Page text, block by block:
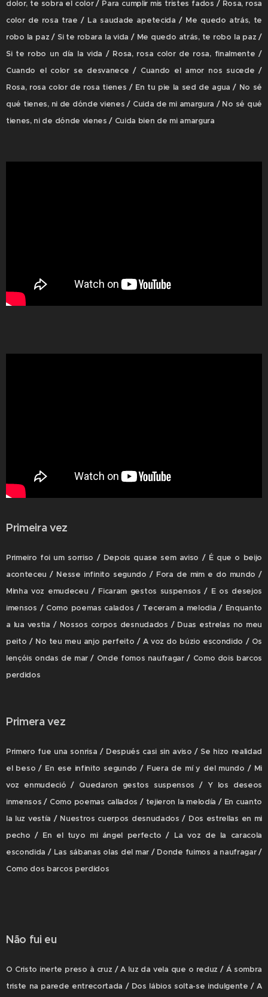
dolor, te sobra el color / Para cumplir mis tristes fados / Rosa, rosa
color de rosa trae / La saudade apetecida / Me quedo atrás, te
robo la paz / Si te robara la vida / Me quedo atrás, te robo la paz /
Si te robo un día la vida / Rosa, rosa color de rosa, finalmente /
Cuando el color se desvanece / Cuando el amor nos sucede /
Rosa, rosa color de rosa tienes / En tu pie la sed de agua / No sé
qué tienes, ni de dónde vienes / Cuida de mi amargura / No sé qué
tienes, ni de dónde vienes / Cuida bien de mi amargura
Primeira vez
Primeiro foi um sorriso / Depois quase sem aviso / É que o beijo
aconteceu / Nesse infinito segundo / Fora de mim e do mundo /
Minha voz emudeceu / Ficaram gestos suspensos / E os desejos
imensos / Como poemas calados / Teceram a melodia / Enquanto
a lua vestia / Nossos corpos desnudados / Duas estrelas no meu
peito / No teu meu anjo perfeito / A voz do búzio escondido / Os
lençóis ondas de mar / Onde fomos naufragar / Como dois barcos
perdidos
Primera vez
Primero fue una sonrisa / Después casi sin aviso / Se hizo realidad
el beso / En ese infinito segundo / Fuera de mí y del mundo / Mi
voz enmudeció / Quedaron gestos suspensos / Y los deseos
inmensos / Como poemas callados / tejieron la melodía / En cuanto
la luz vestía / Nuestros cuerpos desnudados / Dos estrellas en mi
pecho / En el tuyo mi ángel perfecto / La voz de la caracola
escondida / Las sábanas olas del mar / Donde fuimos a naufragar /
Como dos barcos perdidos
Não fui eu
O Cristo inerte preso à cruz / A luz da vela que o reduz / Á sombra
triste na parede entrecortada / Dos lábios solta-se indulgente / A